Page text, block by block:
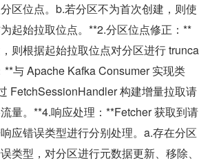
区位点。b.若分区不为首次创建，则使
起始拉取位点。**2.分区位点修正：**
则根据起始拉取位点对分区进行 trunca
**与 Apache Kafka Consumer 实现类
FetchSessionHandler 构建增量拉取请
量。**4.响应处理：**Fetcher 获取到请
应错误类型进行分别处理。a.存在分区
类型，对分区进行元数据更新、移除、